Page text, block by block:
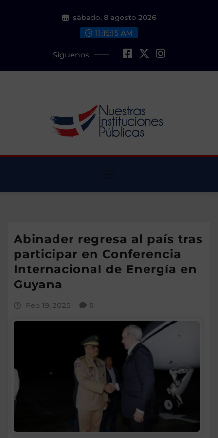
sábado, 8 agosto 2026
11:15:16 AM
Síguenos
Abinader regresa al país tras
participar en Conferencia
Internacional de Energía en
Guyana
Feb 19, 2025 0